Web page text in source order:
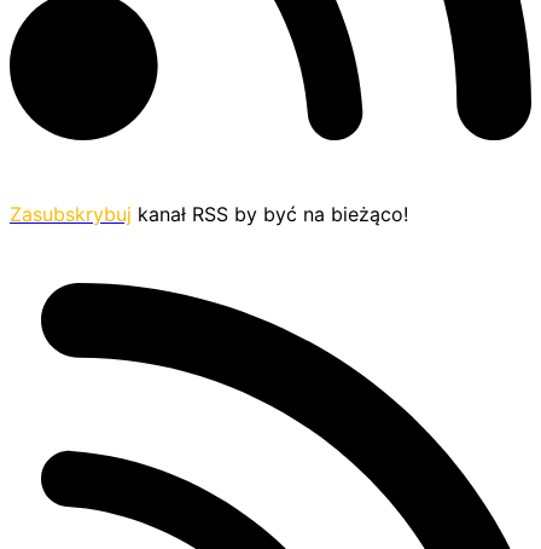
Zasubskrybuj kanał RSS by być na bieżąco!